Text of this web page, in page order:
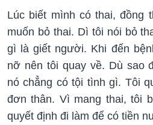
Lúc biết mình có thai, đồng
muốn bỏ thai. Dì tôi nói bỏ
gì là giết người. Khi đến
nỡ nên tôi quay về. Dù sao
nó chẳng có tội tình gì. Tôi
đơn thân. Vì mang thai, tôi
quyết định đi làm để có tiền